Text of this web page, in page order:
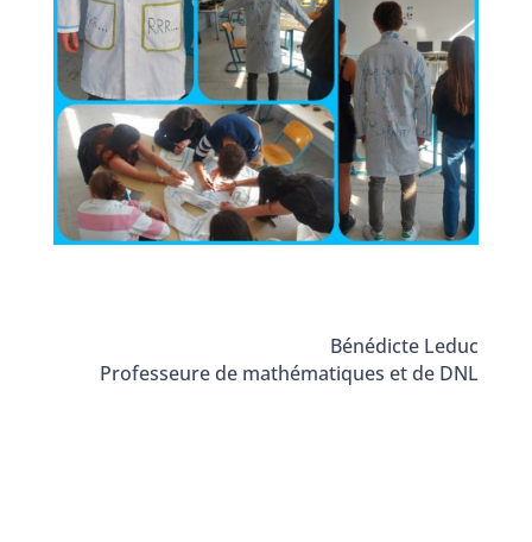
Bénédicte Leduc
Professeure de mathématiques et de DNL